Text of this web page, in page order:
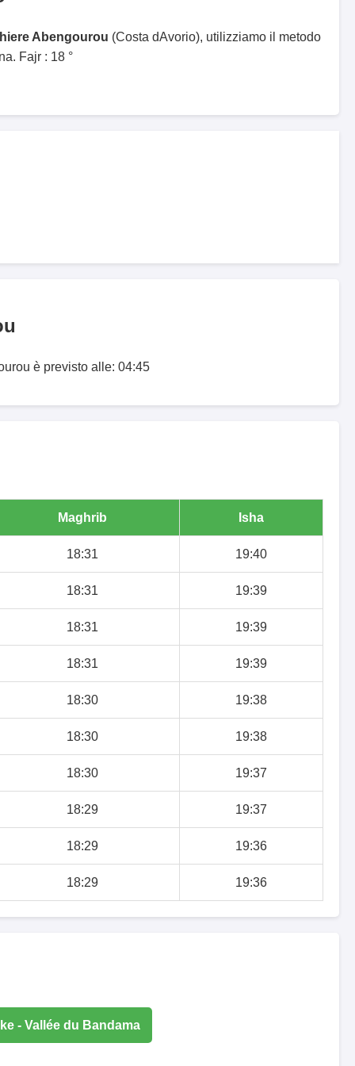
Abengourou (Costa dAvorio), utilizziamo il metodo
Fajr : 18 °
è previsto alle: 04:45
Maghrib Isha
18:31 19:40
18:31 19:39
18:31 19:39
18:31 19:39
18:30 19:38
18:30 19:38
18:30 19:37
18:29 19:37
18:29 19:36
18:29 19:36
- Vallée du Bandama